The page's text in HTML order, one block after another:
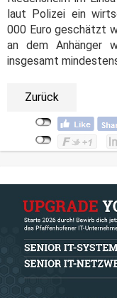
laut Polizei ein
000 Euro geschätzt
an dem Anhänger
insgesamt
Zurück